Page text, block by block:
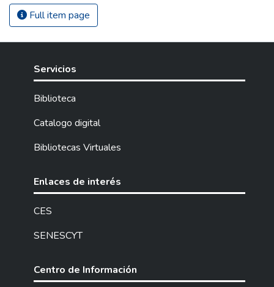
Full item page
Servicios
Biblioteca
Catalogo digital
Bibliotecas Virtuales
Enlaces de interés
CES
SENESCYT
Centro de Información